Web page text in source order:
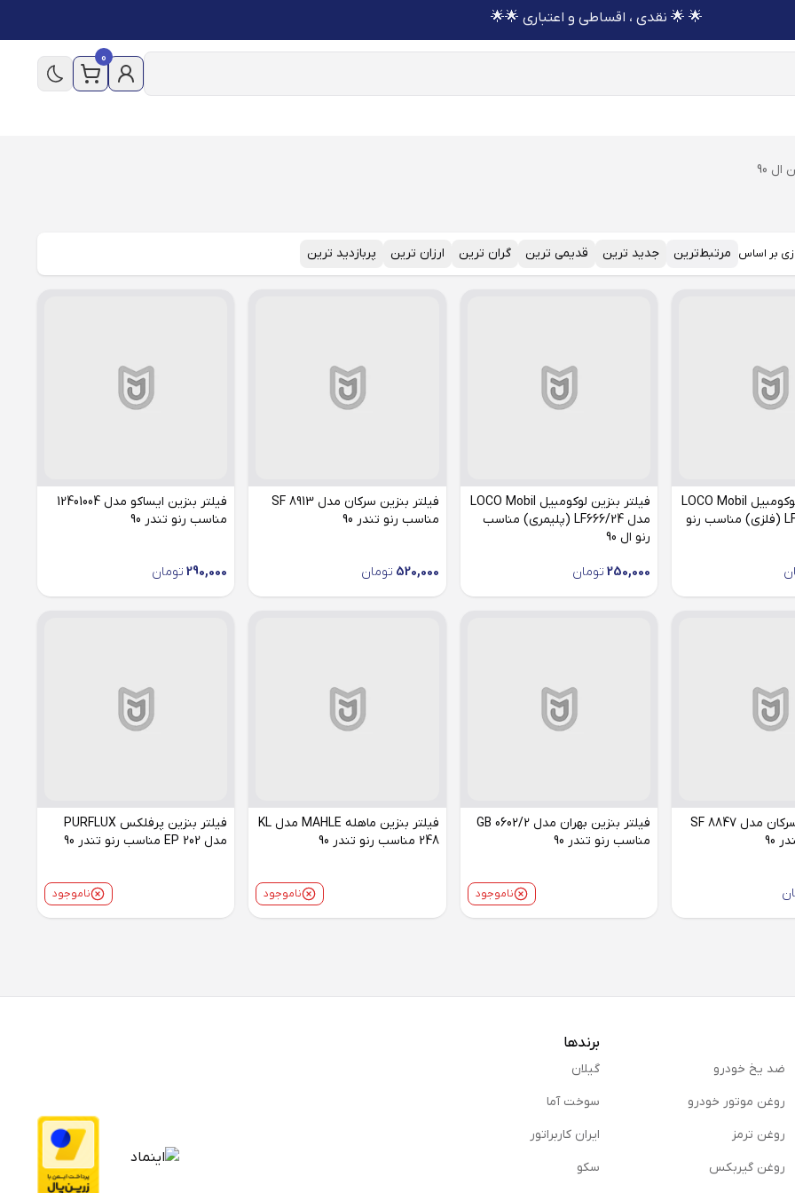
🌟 🌟 نقدی ، اقساطی و اعتباری 🌟🌟
0
90
بر اساس مرتبط‌ترین جدید ترین قدیمی ترین گران ترین ارزان ترین پربازدید ترین
فیلتر بنزین لوکومبیل LOCO Mobil
مدل LF666/117 (فلزی) مناسب رنو
فیلتر بنزین لوکومبیل LOCO Mobil
مدل LF666/24 (پلیمری) مناسب
رنو ال 90
250,000 تومان
فیلتر بنزین سرکان مدل SF 8913
مناسب رنو تندر 90
520,000 تومان
فیلتر بنزین ایساکو مدل 12401004
مناسب رنو تندر 90
290,000 تومان
فیلتر بنزین سرکان مدل SF 8847
90
فیلتر بنزین بهران مدل GB 0602/2
مناسب رنو تندر 90
ناموجود
فیلتر بنزین ماهله MAHLE مدل KL
248 مناسب رنو تندر 90
ناموجود
فیلتر بنزین پرفلکس PURFLUX
مدل EP 202 مناسب رنو تندر 90
ناموجود
ضد یخ خودرو
روغن موتور خودرو
روغن ترمز
روغن گیربكس
برندها
گیلان
سوخت آما
ایران کاربراتور
سکو